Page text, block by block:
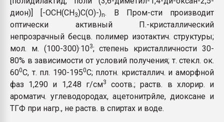
бутылок
ПЕРЕЙТИ НА
дион)] [-OCH(CH3)C(O)-)n. В Пром-сти производит
оптически активный П.-кристаллический
непрозрачный бесцв. полимер изотактич. структуры;
мол. м. (100-300)·103; степень кристалличности 30-
80% в зависимости от условий получения; т. стекл. ок.
600C, т. пл. 190-1950C; плотн. кристаллич. и аморфной
фаз 1,290 и 1,248 г/см3
соотв.; раств. в хлорир. и
ароматич. углеводородах, ацетонитрйле, диоксане и
ТГФ при нагр., не раств. в спиртах и воде.